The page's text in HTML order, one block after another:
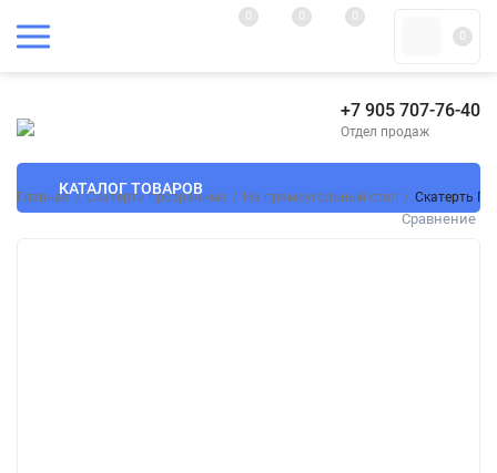
0 0
0
0
+7 905 707-76-40
Отдел продаж
КАТАЛОГ ТОВАРОВ
Главная / Скатерти прозрачные / На прямоугольный стол / Скатерть
Сравнение